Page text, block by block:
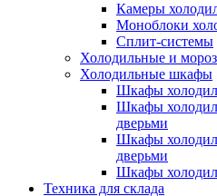
Камеры
Моноблоки
Сплит-системы
Холодильные и
Холодильные шкафы
Шкафы
Шкафы
дверьми
Шкафы
дверьми
Шкафы
Техника для склада